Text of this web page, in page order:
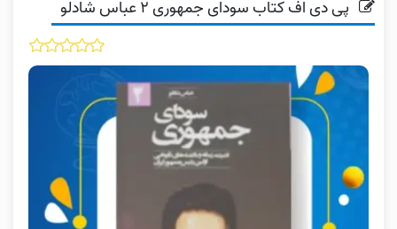
پی دی اف کتاب سودای جمهوری ۲ عباس شادلو